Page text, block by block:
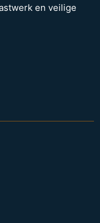
en veilige